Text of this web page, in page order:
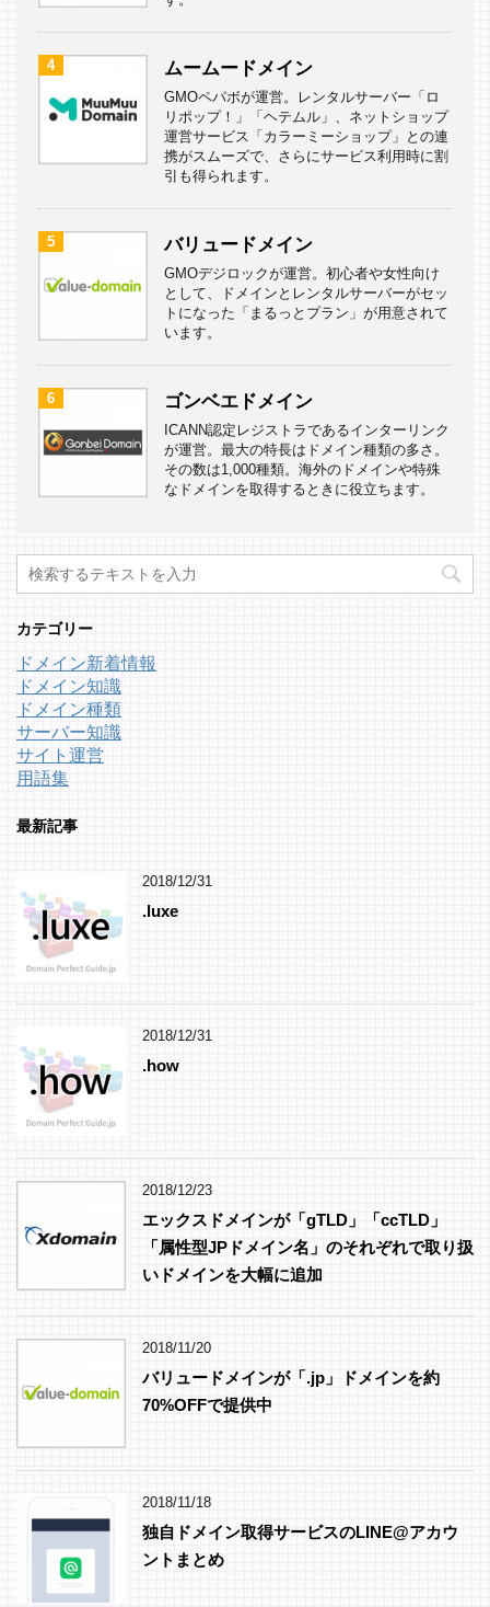
4 ムームードメイン
GMOペパボが運営。レンタルサーバー「ロ
リポップ！」「ヘテムル」、ネットショップ
運営サービス「カラーミーショップ」との連
携がスムーズで、さらにサービス利用時に割
引も得られます。
5 バリュードメイン
GMOデジロックが運営。初心者や女性向け
として、ドメインとレンタルサーバーがセッ
トになった「まるっとプラン」が用意されて
います。
6 ゴンベエドメイン
ICANN認定レジストラであるインターリンク
が運営。最大の特長はドメイン種類の多さ。
その数は1,000種類。海外のドメインや特殊
なドメインを取得するときに役立ちます。
カテゴリー
ドメイン新着情報
ドメイン知識
ドメイン種類
サーバー知識
サイト運営
用語集
最新記事
2018/12/31
.luxe
2018/12/31
.how
2018/12/23
エックスドメインが「gTLD」「ccTLD」
「属性型JPドメイン名」のそれぞれで取り扱
いドメインを大幅に追加
2018/11/20
バリュードメインが「.jp」ドメインを約
70%OFFで提供中
2018/11/18
独自ドメイン取得サービスのLINE@アカウ
ントまとめ